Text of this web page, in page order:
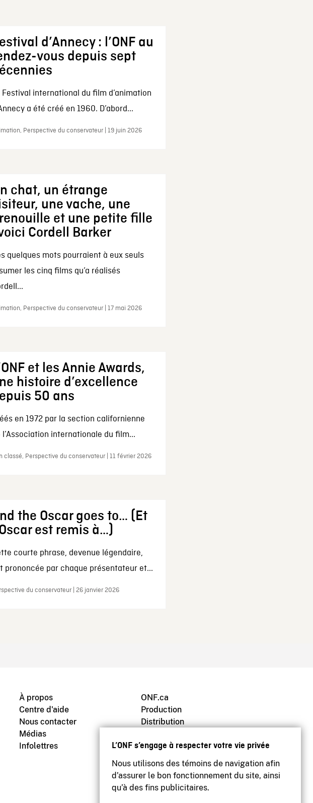
L’ONF s’engage à respecter votre vie privée
Nous utilisons des témoins de navigation afin
d’assurer le bon fonctionnement du site, ainsi
qu’à des fins publicitaires.
d’Annecy : l’ONF au
vous depuis sept
Festival international du film d’animation
a été créé en 1960. D’abord...
Perspective du conservateur | 19 juin 2026
chat, un étrange
une vache, une
et une petite fille
Cordell Barker
quelques mots pourraient à eux seuls
les cinq films qu’a réalisés
Perspective du conservateur | 17 mai 2026
et les Annie Awards,
histoire d’excellence
50 ans
en 1972 par la section californienne
l’Association internationale du film...
classé, Perspective du conservateur | 11 février 2026
the Oscar goes to… (Et
est remis à…)
courte phrase, devenue légendaire,
prononcée par chaque présentateur et...
du conservateur | 26 janvier 2026
À propos
Centre d'aide
Nous contacter
Médias
Infolettres
ONF.ca
Production
Distribution
Archives